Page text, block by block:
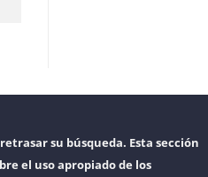
su búsqueda. Esta sección
el uso apropiado de los